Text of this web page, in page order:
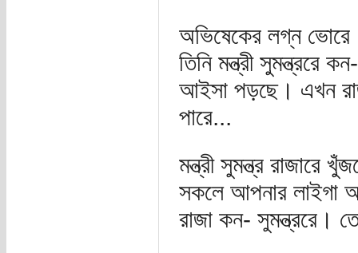
অভিষেকের লগ্ন
তিনি মন্ত্রী সুমন্ত্ররে
আইসা পড়ছে। এখন
পারে...
মন্ত্রী সুমন্ত্র
সকলে আপনার লাইগা
রাজা কন- সুমন্ত্ররে।